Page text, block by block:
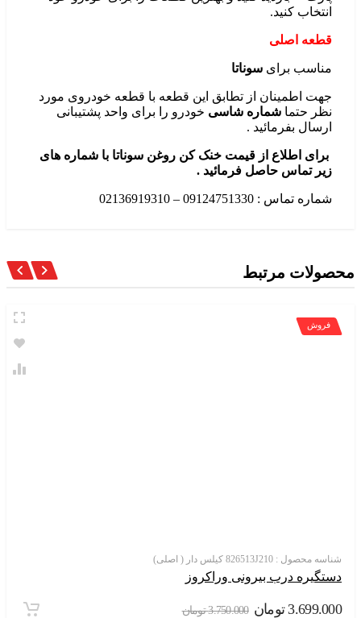
کنید.
اصلی
برایسوناتا
اطمینان از تطابق این قطعه با قطعه خودروی مورد
حتما شماره شاسیخودرو را برای واحد پشتیبانی
بفرمائید .
اطلاع از قیمت خنک کن روغن سوناتابا شماره های
تماس حاصل فرمائید .
تماس : 09124751330 – 02136919310
مرتبط
محصول :826513J210 کیلس دار ( اصلی)
درب بیرونی وراکروز
تومان 3.750.000 تومان